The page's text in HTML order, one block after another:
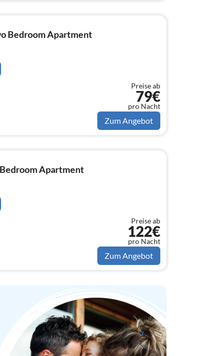
Bedroom Apartment
Preise ab
79€
pro Nacht
Zum Angebot
Apartment
Preise ab
122€
pro Nacht
Zum Angebot